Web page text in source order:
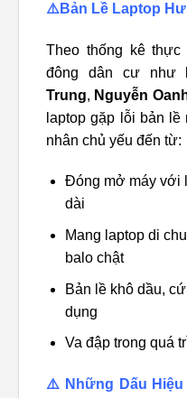
⚠️Bản Lề Laptop
Theo thống kê
đông dân cư như
Trung, Nguyễn
laptop gặp lỗi bản lề
nhân chủ yếu đến từ:
Đóng mở máy với
dài
Mang laptop di
balo chật
Bản lề khô dầu,
dụng
Va đập trong quá
⚠️ Những Dấu Hiệu